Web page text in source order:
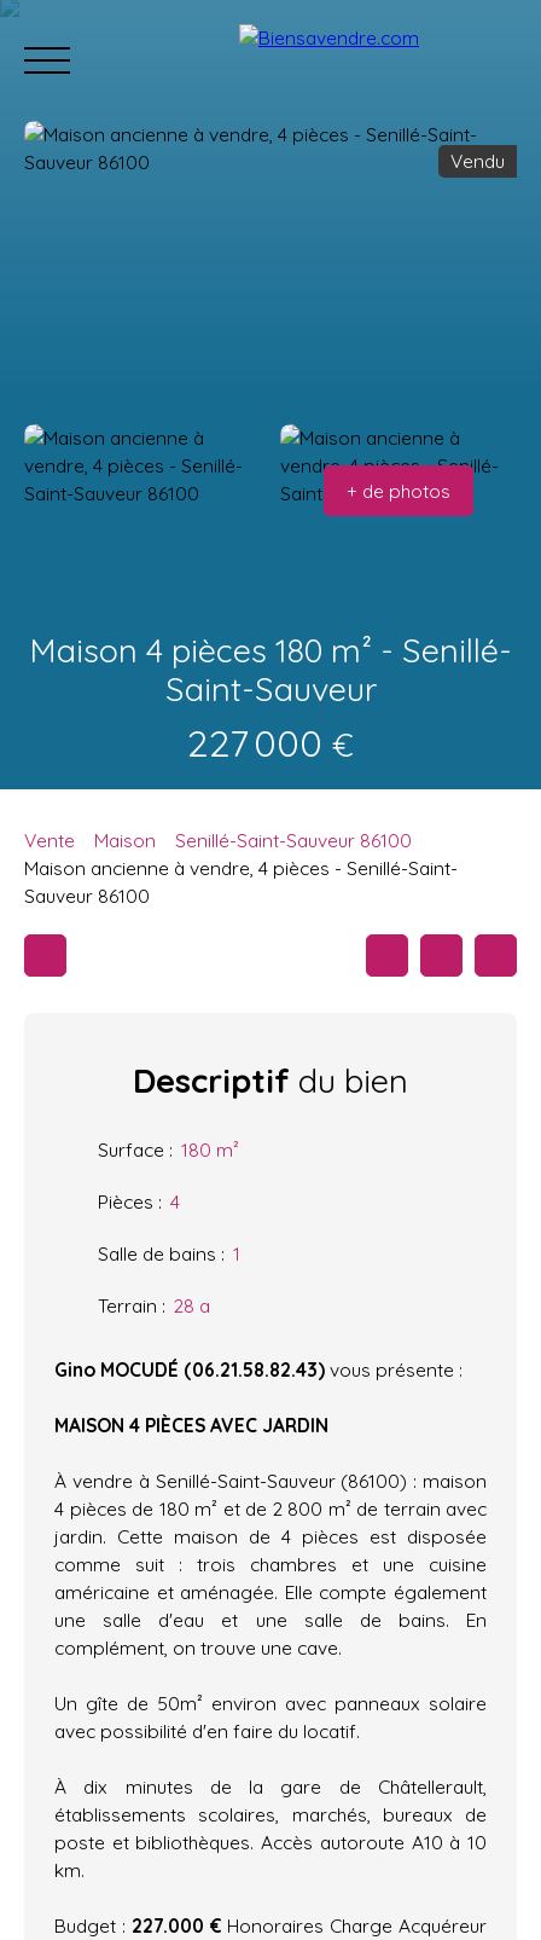
Vendu
+ de photos
Maison 4 pièces 180 m² - Senillé-
Saint-Sauveur
227 000 €
Vente Maison
Senillé-Saint-Sauveur 86100
Maison ancienne à vendre, 4 pièces - Senillé-Saint-
Sauveur 86100
Descriptif du bien
Surface : 180 m²
Pièces : 4
Salle de bains : 1
Terrain : 28 a
Gino MOCUDÉ (06.21.58.82.43) vous présente :
MAISON 4 PIÈCES AVEC JARDIN
À vendre à Senillé-Saint-Sauveur (86100) : maison
4 pièces de 180 m² et de 2 800 m² de terrain avec
jardin. Cette maison de 4 pièces est disposée
comme suit : trois chambres et une cuisine
américaine et aménagée. Elle compte également
une salle d'eau et une salle de bains. En
complément, on trouve une cave.
Un gîte de 50m² environ avec panneaux solaire
avec possibilité d'en faire du locatif.
À dix minutes de la gare de Châtellerault,
établissements scolaires, marchés, bureaux de
poste et bibliothèques. Accès autoroute A10 à 10
km.
Budget : 227.000 € Honoraires Charge Acquéreur